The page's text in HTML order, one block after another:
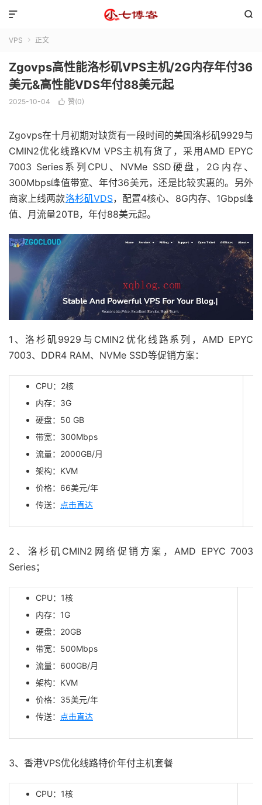


VPS  正文
Zgovps高性能洛杉矶VPS主机/2G内存年付36
美元&高性能VDS年付88美元起
2025-10-04  赞(0)
Zgovps在十月初期对缺货有一段时间的美国洛杉矶9929与
CMIN2优化线路KVM VPS主机有货了，采用AMD EPYC
7003 Series系列CPU、NVMe SSD硬盘，2G内存、
300Mbps峰值带宽、年付36美元，还是比较实惠的。另外
商家上线两款洛杉矶VDS，配置4核心、8G内存、1Gbps峰
值、月流量20TB，年付88美元起。
1、洛杉矶9929与CMIN2优化线路系列，AMD EPYC
7003、DDR4 RAM、NVMe SSD等促销方案：
CPU：2核
内存：3G
硬盘：50 GB
带宽：300Mbps
流量：2000GB/月
架构：KVM
价格：66美元/年
传送：
点击直达
2、洛杉矶CMIN2网络促销方案，AMD EPYC 7003
Series；
CPU：1核
内存：1G
硬盘：20GB
带宽：500Mbps
流量：600GB/月
架构：KVM
价格：35美元/年
传送：
点击直达
3、香港VPS优化线路特价年付主机套餐
CPU：1核